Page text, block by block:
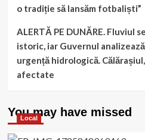
o tradiție să lansăm fotbaliști”
ALERTĂ PE DUNĂRE. Fluviul
istoric, iar Guvernul
urgență hidrologică.
afectate
You may have missed
Local